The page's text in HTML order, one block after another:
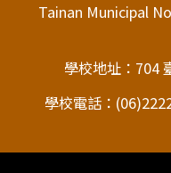
Tainan Municipal
學校地址：704
學校電話：